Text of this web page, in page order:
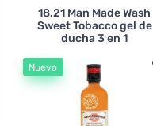
18.21 Man Made Wash
Sweet Tobacco gel de
ducha 3 en 1
Nuevo